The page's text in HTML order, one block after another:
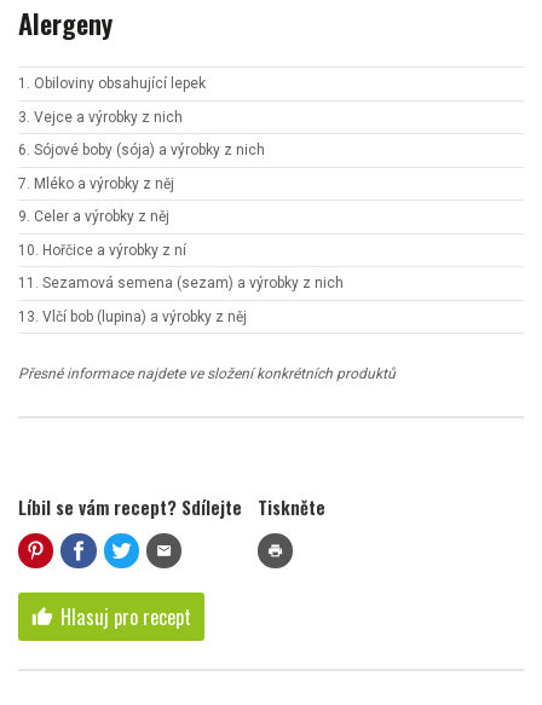
Alergeny
1. Obiloviny obsahující lepek
3. Vejce a výrobky z nich
6. Sójové boby (sója) a výrobky z nich
7. Mléko a výrobky z něj
9. Celer a výrobky z něj
10. Hořčice a výrobky z ní
11. Sezamová semena (sezam) a výrobky z nich
13. Vlčí bob (lupina) a výrobky z něj
Přesné informace najdete ve složení konkrétních produktů
Líbil se vám recept? Sdílejte
mail
Tiskněte
print
thumb_up Hlasuj pro recept